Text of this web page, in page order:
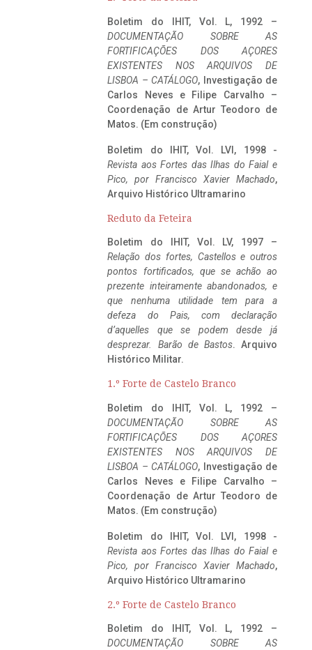
Boletim do IHIT, Vol. L, 1992 –
DOCUMENTAÇÃO SOBRE AS
FORTIFICAÇÕES DOS AÇORES
EXISTENTES NOS ARQUIVOS DE
LISBOA – CATÁLOGO, Investigação de
Carlos Neves e Filipe Carvalho –
Coordenação de Artur Teodoro de
Matos. (Em construção)
Boletim do IHIT, Vol. LVI, 1998 -
Revista aos Fortes das Ilhas do Faial e
Pico, por Francisco Xavier Machado,
Arquivo Histórico Ultramarino
Reduto da Feteira
Boletim do IHIT, Vol. LV, 1997 –
Relação dos fortes, Castellos e outros
pontos fortificados, que se achão ao
prezente inteiramente abandonados, e
que nenhuma utilidade tem para a
defeza do Pais, com declaração
d’aquelles que se podem desde já
desprezar. Barão de Bastos. Arquivo
Histórico Militar.
1.º Forte de Castelo Branco
Boletim do IHIT, Vol. L, 1992 –
DOCUMENTAÇÃO SOBRE AS
FORTIFICAÇÕES DOS AÇORES
EXISTENTES NOS ARQUIVOS DE
LISBOA – CATÁLOGO, Investigação de
Carlos Neves e Filipe Carvalho –
Coordenação de Artur Teodoro de
Matos. (Em construção)
Boletim do IHIT, Vol. LVI, 1998 -
Revista aos Fortes das Ilhas do Faial e
Pico, por Francisco Xavier Machado,
Arquivo Histórico Ultramarino
2.º Forte de Castelo Branco
Boletim do IHIT, Vol. L, 1992 –
DOCUMENTAÇÃO SOBRE AS